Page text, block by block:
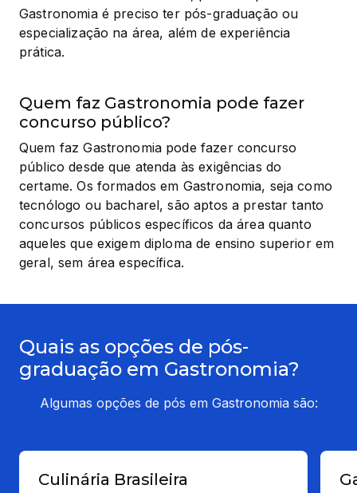
Gastronomia é preciso ter pós-graduação ou
especialização na área, além de experiência
prática.
Quem faz Gastronomia pode fazer
concurso público?
Quem faz Gastronomia pode fazer concurso
público desde que atenda às exigências do
certame. Os formados em Gastronomia, seja como
tecnólogo ou bacharel, são aptos a prestar tanto
concursos públicos específicos da área quanto
aqueles que exigem diploma de ensino superior em
geral, sem área específica.
Quais as opções de pós-
graduação em Gastronomia?
Algumas opções de pós em Gastronomia são:
Culinária Brasileira